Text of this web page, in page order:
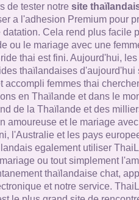
de tester notre site
a l'adhesion Premium pour
Cela rend plus facile
ou le mariage avec une
thai est fini. Aujourd'hui,
thaïlandaises d'aujourd'hui
accompli femmes thai
en Thaïlande et dans le
de la Thaïlande et des
amoureuse et le mariage
l'Australie et les pays
egalement utiliser
ou tout simplement
thaïlandaise chat,
et notre service.